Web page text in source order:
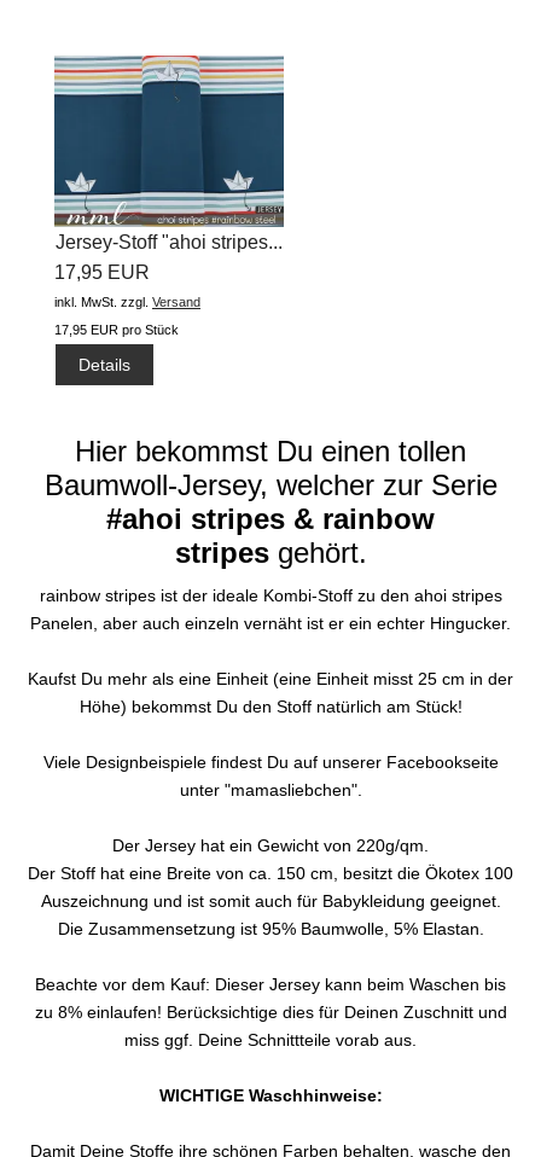
Jersey-Stoff "ahoi stripes...
17,95 EUR
inkl. MwSt. zzgl. Versand
17,95 EUR pro Stück
Details
Hier bekommst Du einen tollen
Baumwoll-Jersey, welcher zur Serie
#ahoi stripes & rainbow
stripesgehört.
rainbow stripes ist der ideale Kombi-Stoff zu den ahoi stripes
Panelen, aber auch einzeln vernäht ist er ein echter Hingucker.
Kaufst Du mehr als eine Einheit (eine Einheit misst 25 cm in der
Höhe) bekommst Du den Stoff natürlich am Stück!
Viele Designbeispiele findest Du auf unserer Facebookseite
unter "mamasliebchen".
Der Jersey hat ein Gewicht von 220g/qm.
Der Stoff hat eine Breite von ca. 150 cm, besitzt die Ökotex 100
Auszeichnung und ist somit auch für Babykleidung geeignet.
Die Zusammensetzung ist 95% Baumwolle, 5% Elastan.
Beachte vor dem Kauf: Dieser Jersey kann beim Waschen bis
zu 8% einlaufen! Berücksichtige dies für Deinen Zuschnitt und
miss ggf. Deine Schnittteile vorab aus.
WICHTIGE Waschhinweise:
Damit Deine Stoffe ihre schönen Farben behalten, wasche den